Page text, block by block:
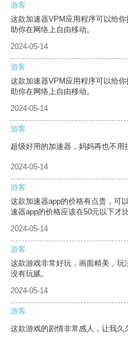
游客
这款加速器VPM应用程序可以给
助你在网络上自由移动。
2024-05-14
游客
这款加速器VPM应用程序可以给
助你在网络上自由移动。
2024-05-14
游客
超级好用的加速器，妈妈再也不用
2024-05-14
游客
这款加速器app的价格有点贵，可
速器app的价格应该在50元以下才
2024-05-14
游客
这款游戏非常好玩，画面精美，
没有玩腻。
2024-05-14
游客
这款游戏的剧情非常感人，让我久